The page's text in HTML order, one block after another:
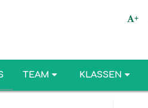
+
TEAM KLASSEN